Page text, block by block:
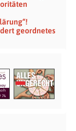
geordnetes